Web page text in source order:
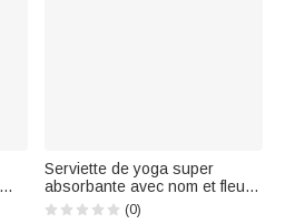
Serviette de yoga super
absorbante avec nom et fleur
de naissance personnalisée
(0)